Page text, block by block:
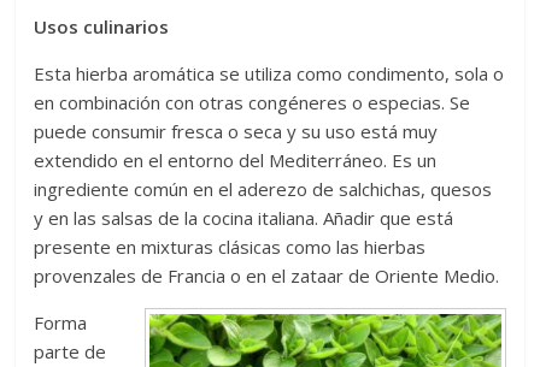
Usos culinarios
Esta hierba aromática se utiliza como condimento, sola o
en combinación con otras congéneres o especias. Se
puede consumir fresca o seca y su uso está muy
extendido en el entorno del Mediterráneo. Es un
ingrediente común en el aderezo de salchichas, quesos
y en las salsas de la cocina italiana. Añadir que está
presente en mixturas clásicas como las hierbas
provenzales de Francia o en el zataar de Oriente Medio.
Forma
parte de